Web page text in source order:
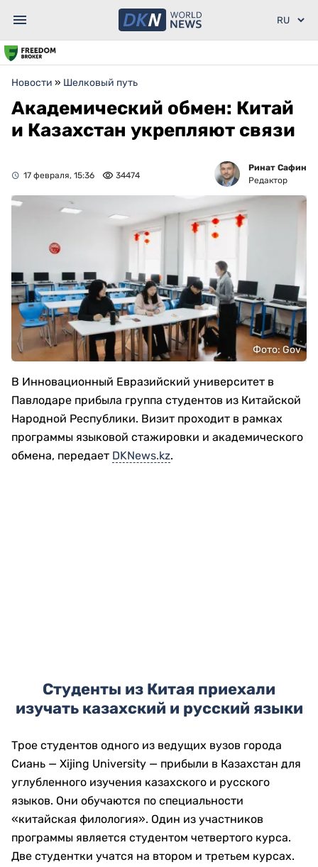
Новости » Шелковый путь
Академический обмен: Китай
и Казахстан укрепляют связи
17 февраля, 15:36 34474
Ринат Сафин
Редактор
Фото: Gov
В Инновационный Евразийский университет в
Павлодаре прибыла группа студентов из Китайской
Народной Республики. Визит проходит в рамках
программы языковой стажировки и академического
обмена, передает DKNews.kz.
Студенты из Китая приехали
изучать казахский и русский языки
Трое студентов одного из ведущих вузов города
Сиань — Xijing University — прибыли в Казахстан для
углубленного изучения казахского и русского
языков. Они обучаются по специальности
«китайская филология». Один из участников
программы является студентом четвертого курса.
Две студентки учатся на втором и третьем курсах.